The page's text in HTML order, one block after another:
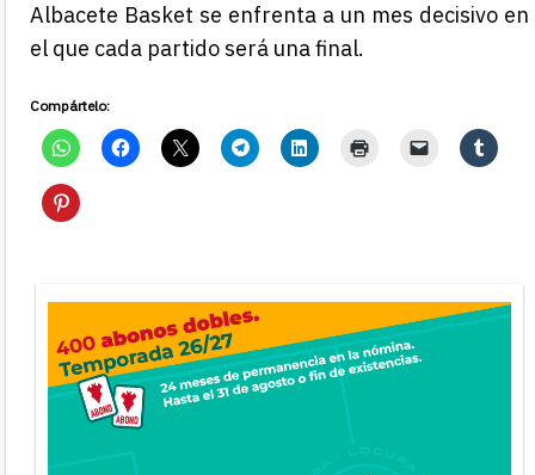
Albacete Basket se enfrenta a un mes decisivo en
el que cada partido será una final.
Compártelo: